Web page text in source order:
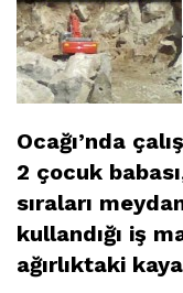
Ocağı’nda
2 çocuk
sıraları
kullandığı iş
ağırlıktaki